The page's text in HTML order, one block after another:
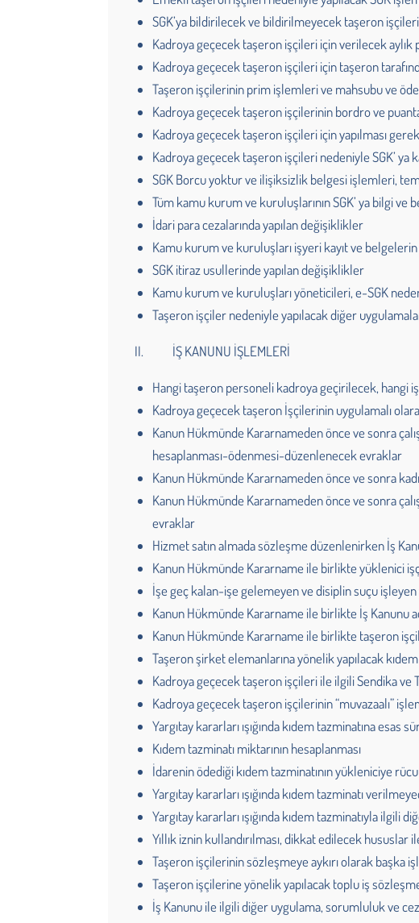
SGK’ya bildirilecek ve bildirilmeyecek taşeron işçileri
Kadroya geçecek taşeron işçileri için verilecek
Kadroya geçecek taşeron işçileri için taşeron
Taşeron işçilerinin prim işlemleri ve mahsubu ve
Kadroya geçecek taşeron işçilerinin bordro ve
Kadroya geçecek taşeron işçileri için yapılması
Kadroya geçecek taşeron işçileri nedeniyle SGK’ ya
SGK Borcu yoktur ve ilişiksizlik belgesi işlemleri,
Tüm kamu kurum ve kuruluşlarının SGK’ ya bilgi
İdari para cezalarında yapılan değişiklikler
Kamu kurum ve kuruluşları işyeri kayıt ve
SGK itiraz usullerinde yapılan değişiklikler
Kamu kurum ve kuruluşları yöneticileri, e-SGK
Taşeron işçiler nedeniyle yapılacak diğer
II. İŞ KANUNU İŞLEMLERİ
Hangi taşeron personeli kadroya geçirilecek, hangi
Kadroya geçecek taşeron İşçilerinin uygulamalı
Kanun Hükmünde Kararnameden önce ve sonra
hesaplanması-ödenmesi-düzenlenecek evraklar
Kanun Hükmünde Kararnameden önce ve sonra
Kanun Hükmünde Kararnameden önce ve sonra
evraklar
Hizmet satın almada sözleşme düzenlenirken İş
Kanun Hükmünde Kararname ile birlikte yüklenici
İşe geç kalan-işe gelemeyen ve disiplin suçu
Kanun Hükmünde Kararname ile birlikte İş Kanunu
Kanun Hükmünde Kararname ile birlikte taşeron
Taşeron şirket elemanlarına yönelik yapılacak
Kadroya geçecek taşeron işçileri ile ilgili Sendika ve
Kadroya geçecek taşeron işçilerinin “muvazaalı”
Yargıtay kararları ışığında kıdem tazminatına esas
Kıdem tazminatı miktarının hesaplanması
İdarenin ödediği kıdem tazminatının yükleniciye
Yargıtay kararları ışığında kıdem tazminatı
Yargıtay kararları ışığında kıdem tazminatıyla ilgili
Yıllık iznin kullandırılması, dikkat edilecek
Taşeron işçilerinin sözleşmeye aykırı olarak başka
Taşeron işçilerine yönelik yapılacak toplu iş
İş Kanunu ile ilgili diğer uygulama, sorumluluk ve